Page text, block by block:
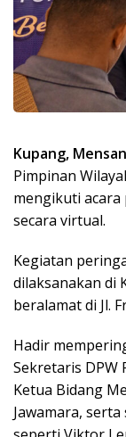
Kupang,
Pimpinan
mengikuti acara
secara virtual.
Kegiatan
dilaksanakan di
beralamat di Jl.
Hadir
Sekretaris DPW
Ketua Bidang
Jawamara,